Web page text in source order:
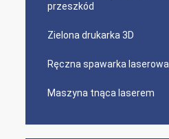
przeszkód
Zielona drukarka 3D
Ręczna spawarka laserowa
Maszyna tnąca laserem